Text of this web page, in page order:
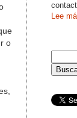
o
Lee